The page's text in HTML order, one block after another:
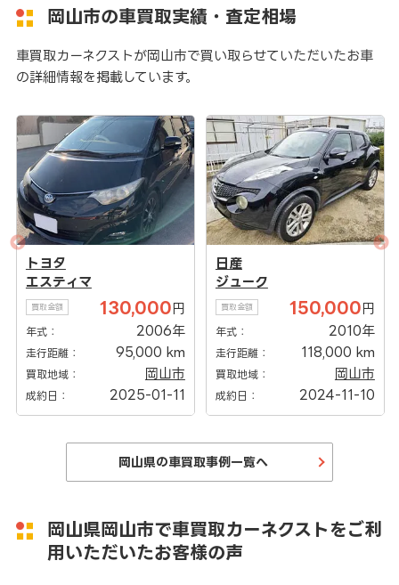
岡山市の車買取実績・査定相場
車買取カーネクストが岡山市で買い取らせていただいたお車
の詳細情報を掲載しています。
トヨタ
エスティマ
買取金額 130,000円
年式： 2006年
走行距離： 95,000 km
買取地域： 岡山市
成約日： 2025-01-11
日産
ジューク
買取金額 150,000円
年式： 2010年
走行距離： 118,000 km
買取地域： 岡山市
成約日： 2024-11-10
岡山県の車買取事例一覧へ
岡山県岡山市で車買取カーネクストをご利
用いただいたお客様の声